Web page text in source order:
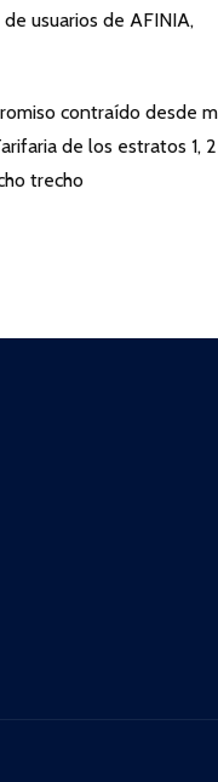
usuarios de AFINIA,
contraído desde
de los estratos 1,
trecho